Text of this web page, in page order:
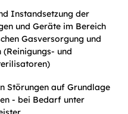
Instandsetzung der
und Geräte im Bereich
Gasversorgung und
und
Störungen auf Grundlage
- bei Bedarf unter